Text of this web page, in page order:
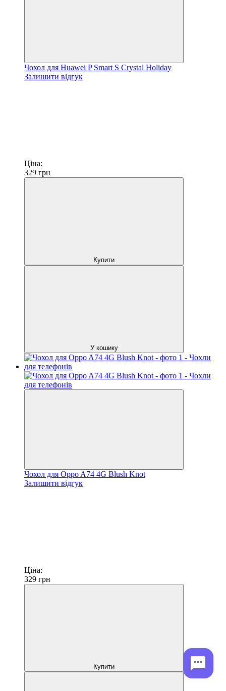
Чохол для Huawei P Smart S Crystal Holiday
Залишити відгук
Ціна:
329 грн
Купити
У кошику
Чохол для Oppo A74 4G Blush Knot
Залишити відгук
Ціна:
329 грн
Купити